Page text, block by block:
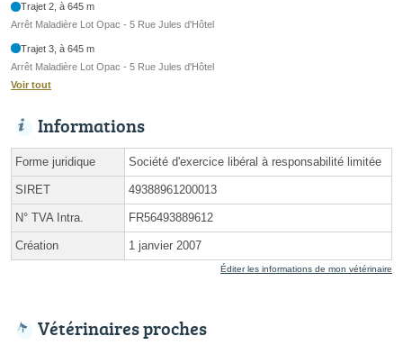
Trajet 2, à 645 m
Arrêt Maladière Lot Opac - 5 Rue Jules d'Hôtel
Trajet 3, à 645 m
Arrêt Maladière Lot Opac - 5 Rue Jules d'Hôtel
Voir tout
Informations
Forme juridique Société d'exercice libéral à responsabilité limitée
SIRET 49388961200013
N° TVA Intra. FR56493889612
Création 1 janvier 2007
Éditer les informations de mon vétérinaire
Vétérinaires proches